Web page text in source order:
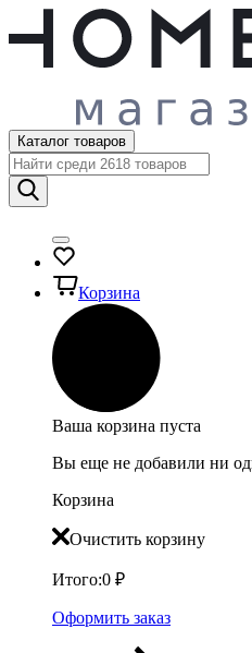
Каталог товаров
Корзина
Ваша корзина пуста
Вы еще не добавили ни
Корзина
Очистить корзину
Итого:0 ₽
Оформить заказ